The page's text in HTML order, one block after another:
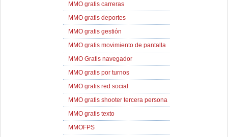
MMO gratis carreras
MMO gratis deportes
MMO gratis gestión
MMO gratis movimiento de pantalla
MMO Gratis navegador
MMO gratis por turnos
MMO gratis red social
MMO gratis shooter tercera persona
MMO gratis texto
MMOFPS